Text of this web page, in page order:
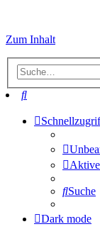
Zum Inhalt
Suche
Suche
Dark mode